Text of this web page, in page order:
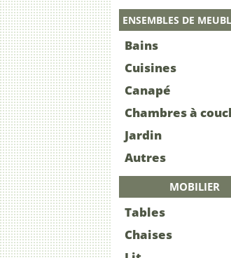
ENSEMBLES DE
Bains
Cuisines
Canapé
Chambres à
Jardin
Autres
MOBILIER
Tables
Chaises